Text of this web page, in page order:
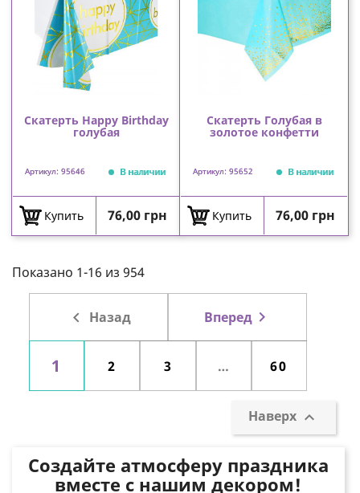
Скатерть Happy Birthday
голубая
Артикул: 95646 В наличии
Купить Цена
76,00 грн
Скатерть Голубая в
золотое конфетти
Артикул: 95652 В наличии
Купить Цена
76,00 грн
Показано 1-16 из 954
 Назад
1 2 3 … 60
Вперед
Наверх 
Создайте атмосферу праздника
вместе с нашим декором!